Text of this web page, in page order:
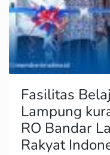
Fasilitas
Lampung
RO Bandar
Rakyat